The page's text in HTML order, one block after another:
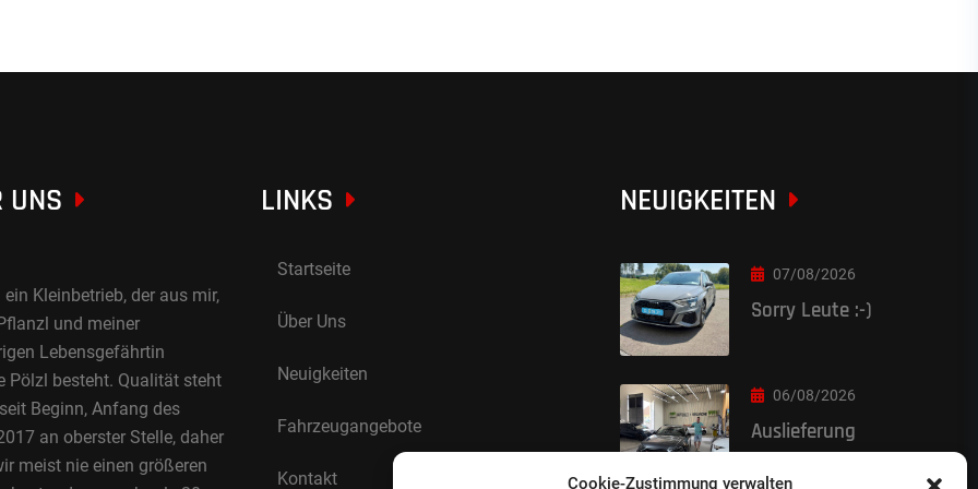
Cookie-Zustimmung verwalten
UNS
Kleinbetrieb, der aus mir,
und meiner
Lebensgefährtin
Pölzl besteht. Qualität steht
Beginn, Anfang des
an oberster Stelle, daher
meist nie einen größeren
LINKS
Startseite
Über Uns
Neuigkeiten
Fahrzeugangebote
Kontakt
NEUIGKEITEN
07/08/2026
Sorry Leute :-)
06/08/2026
Auslieferung